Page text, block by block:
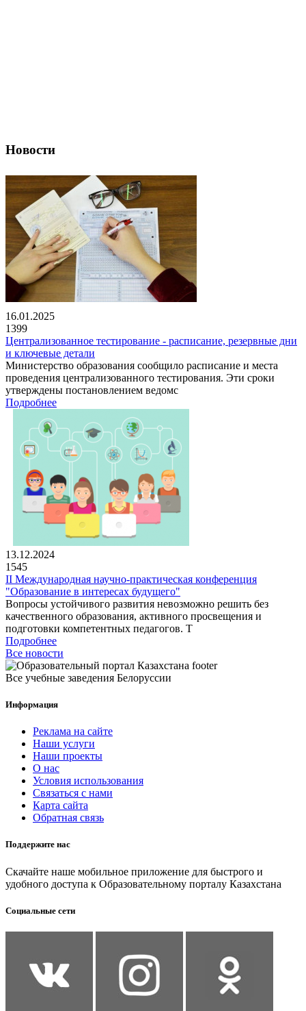
Новости
16.01.2025
1399
Централизованное тестирование - расписание, резервные дни
и ключевые детали
Министерство образования сообщило расписание и места
проведения централизованного тестирования. Эти сроки
утверждены постановлением ведомс
Подробнее
13.12.2024
1545
II Международная научно-практическая конференция
"Образование в интересах будущего"
Вопросы устойчивого развития невозможно решить без
качественного образования, активного просвещения и
подготовки компетентных педагогов. Т
Подробнее
Все новости
Все учебные заведения Белоруссии
Информация
Реклама на сайте
Наши услуги
Наши проекты
О нас
Условия использования
Связаться с нами
Карта сайта
Обратная связь
Поддержите нас
Скачайте наше мобильное приложение для быстрого и
удобного доступа к Образовательному порталу Казахстана
Социальные сети